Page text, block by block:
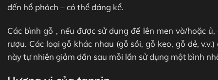
đến hổ phách – có thể đáng kể.
Các bình gỗ , nếu được sử dụng để lên men và/hoặc
rượu. Các loại gỗ khác nhau (gỗ sồi, gỗ keo, gỗ dẻ,
này tự nhiên giảm dần sau mỗi lần sử dụng một bình